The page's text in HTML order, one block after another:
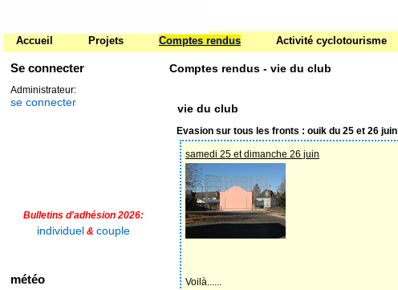
Accueil Projets Comptes rendus Activité cyclotourisme
Se connecter
Administrateur:
se connecter
Bulletins d'adhésion 2026:
individuel & couple
météo
Comptes rendus - vie du club
vie du club
Evasion sur tous les fronts : ouik du 25 et 26 juin
samedi 25 et dimanche 26 juin
Voilà......